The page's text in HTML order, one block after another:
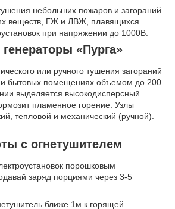
небольших пожаров и загораний
веществ, ГЖ и ЛВЖ, плавящихся
при напряжении до 1000В.
«Пурга»
или ручного тушения загораний
и бытовых помещениях объемом до 200
выделяется высокодисперсный
пламенное горение. Узлы
тепловой и механический (ручной).
с огнетушителем
порошковым
заряд порциями через 3-5
ближе 1м к горящей